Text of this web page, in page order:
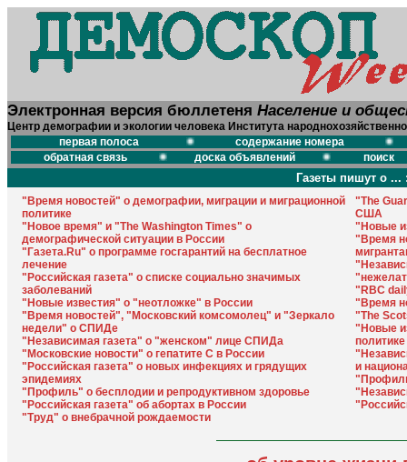
Электронная версия бюллетеня Население и
Центр демографии и экологии человека Института
первая полоса
содержание номера
обратная связь
доска объявлений поиск
Газеты пишут о ...
"Время новостей" о демографии, миграции и миграционной
политике
"Новое время" и "The Washington Times" о
демографической ситуации в России
"Газета.Ru" о программе госгарантий на бесплатное
лечение
"Российская газета" о списке социально значимых
заболеваний
"Новые известия" о "неотложке" в России
"Время новостей", "Московский комсомолец" и "Зеркало
недели" о СПИДе
"Независимая газета" о "женском" лице СПИДа
"Московские новости" о гепатите С в России
"Российская газета" о новых инфекциях и грядущих
эпидемиях
"Профиль" о бесплодии и репродуктивном здоровье
"Российская газета" об абортах в России
"Труд" о внебрачной рождаемости
"The
США
"Новые
"Время
"RBC
"Время
"The
"Новые
политике
и